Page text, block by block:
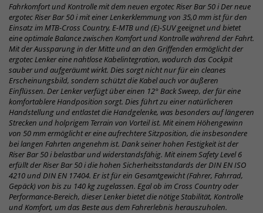
Fahrkomfort und Kontrolle mit dem neuen ergotec Riser Bar 50 i Der neue
ergotec Riser Bar 50 i mit einer Lenkerklemmung von 35,0 mm ist für den
Einsatz im MTB-Cross Country, E-MTB und (E)-SUV geeignet und bietet
eine optimale Balance zwischen Komfort und Kontrolle während der Fahrt.
Mit der Aussparung in der Mitte und an den Griffenden ermöglicht der
ergotec Lenker eine nahtlose Kabelintegration, wodurch das Cockpit
sauber und aufgeräumt wirkt. Dies sorgt nicht nur für ein cleanes
Erscheinungsbild, sondern schützt die Kabel auch vor äußeren
Einflüssen. Der Lenker verfügt über einen 12° Back Sweep, der für eine
komfortablere Handposition sorgt. Dies führt zu einer natürlicheren
Handstellung und entlastet die Handgelenke, was besonders auf längeren
Strecken und holprigem Terrain von Vorteil ist. Mit einem Höhengewinn
von 50 mm ermöglicht er eine aufrechtere Sitzposition, die insbesondere
bei langen Fahrten angenehm ist. Dank seiner hohen Festigkeit ist der
Riser Bar 50 i belastbar und widerstandsfähig. Mit einem Safety Level 6
erfüllt der Riser Bar 50 i die hohen Sicherheitsstandards der DIN EN ISO
4210 und DIN EN 17404. Er ist für ein Gesamtgewicht (Fahrer, Fahrrad,
Gepäck) von bis zu 140 kg zugelassen. Egal ob im Cross Country oder
Performance-Bereich, dieser Lenker bietet die nötige Stabilität, Kontrolle
und Komfort, um das Beste aus dem Fahrerlebnis herauszuholen.